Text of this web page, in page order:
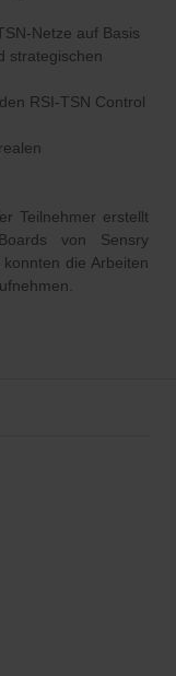
Netze auf Basis
strategischen
RSI-TSN Control
Teilnehmer erstellt
von Sensry
die Arbeiten